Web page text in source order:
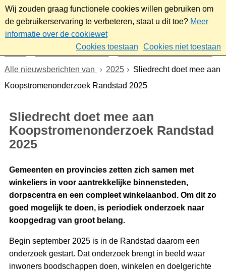
Wij zouden graag functionele cookies willen gebruiken om
de gebruikerservaring te verbeteren, staat u dit toe? Meer
informatie over de cookiewet
Cookies toestaan
Cookies niet toestaan
Werk & ondernemen
Nieuws voor ondernemers
Alle nieuwsberichten van
2025
Sliedrecht doet mee aan
Koopstromenonderzoek Randstad 2025
Sliedrecht doet mee aan
Koopstromenonderzoek Randstad
2025
Gemeenten en provincies zetten zich samen met
winkeliers in voor aantrekkelijke binnensteden,
dorpscentra en een compleet winkelaanbod. Om dit zo
goed mogelijk te doen, is periodiek onderzoek naar
koopgedrag van groot belang.
Begin september 2025 is in de Randstad daarom een
onderzoek gestart. Dat onderzoek brengt in beeld waar
inwoners boodschappen doen, winkelen en doelgerichte